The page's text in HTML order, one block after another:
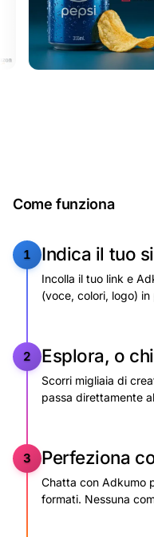
Come funziona
1 Indica il tuo
Incolla il tuo link e
(voce, colori, logo) in
2 Esplora, o
Scorri migliaia di
passa direttamente
3 Perfeziona
Chatta con Adkumo
formati. Nessuna